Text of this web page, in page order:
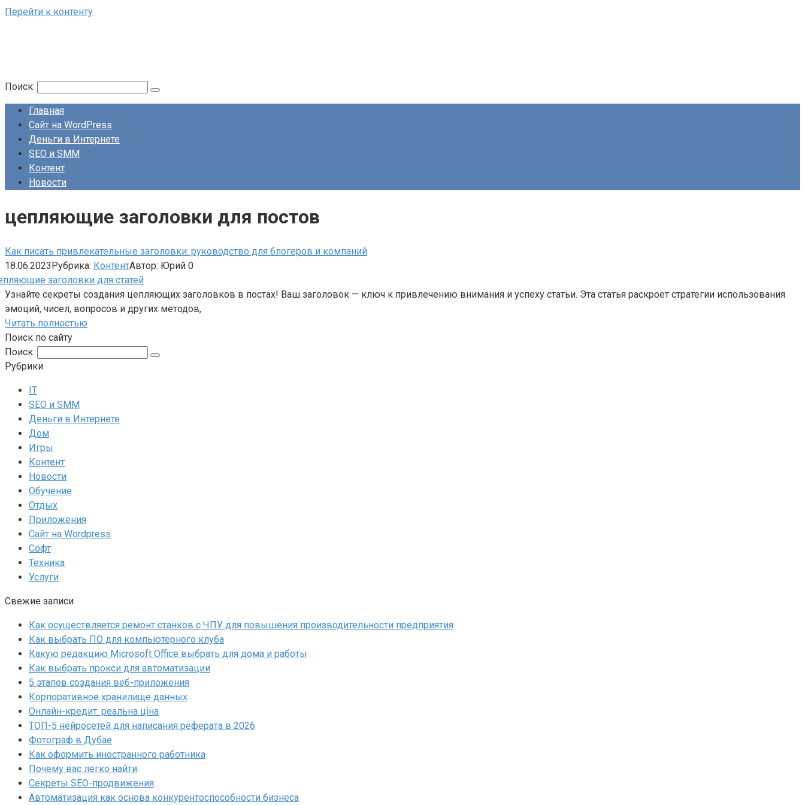
Перейти к контенту
Поиск:
Главная
Сайт на WordPress
Деньги в Интернете
SEO и SMM
Контент
Новости
цепляющие заголовки для постов
Как писать привлекательные заголовки: руководство для блогеров и компаний
18.06.2023Рубрика: КонтентАвтор: Юрий 0
Узнайте секреты создания цепляющих заголовков в постах! Ваш заголовок — ключ к привлечению внимания и успеху статьи. Эта статья раскроет стратегии использования
эмоций, чисел, вопросов и других методов,
Читать полностью
Поиск по сайту
Поиск:
Рубрики
IT
SEO и SMM
Деньги в Интернете
Дом
Игры
Контент
Новости
Обучение
Отдых
Приложения
Сайт на Wordpress
Софт
Техника
Услуги
Свежие записи
Как осуществляется ремонт станков с ЧПУ для повышения производительности предприятия
Как выбрать ПО для компьютерного клуба
Какую редакцию Microsoft Office выбрать для дома и работы
Как выбрать прокси для автоматизации
5 этапов создания веб-приложения
Корпоративное хранилище данных
Онлайн-кредит: реальна ціна
ТОП-5 нейросетей для написания реферата в 2026
Фотограф в Дубае
Как оформить иностранного работника
Почему вас легко найти
Секреты SEO-продвижения
Автоматизация как основа конкурентоспособности бизнеса